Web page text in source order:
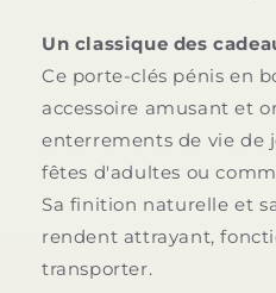
BOIS
FORME
DE
PÉNIS
BOIS
FORME
DE
PÉNIS
Un classique des
Ce porte-clés pénis en
accessoire amusant et
enterrements de vie de
fêtes d'adultes ou
Sa finition naturelle et
rendent attrayant,
transporter.